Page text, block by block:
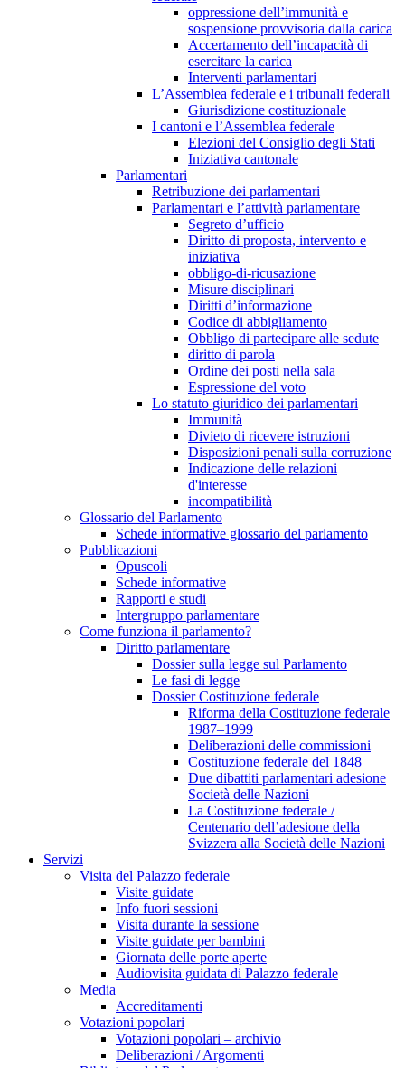
oppressione dell’immunità e
sospensione provvisoria dalla carica
Accertamento dell’incapacità di
esercitare la carica
Interventi parlamentari
L’Assemblea federale e i tribunali federali
Giurisdizione costituzionale
I cantoni e l’Assemblea federale
Elezioni del Consiglio degli Stati
Iniziativa cantonale
Parlamentari
Retribuzione dei parlamentari
Parlamentari e l’attività parlamentare
Segreto d’ufficio
Diritto di proposta, intervento e
iniziativa
obbligo-di-ricusazione
Misure disciplinari
Diritti d’informazione
Codice di abbigliamento
Obbligo di partecipare alle sedute
diritto di parola
Ordine dei posti nella sala
Espressione del voto
Lo statuto giuridico dei parlamentari
Immunità
Divieto di ricevere istruzioni
Disposizioni penali sulla corruzione
Indicazione delle relazioni
d'interesse
incompatibilità
Glossario del Parlamento
Schede informative glossario del parlamento
Pubblicazioni
Opuscoli
Schede informative
Rapporti e studi
Intergruppo parlamentare
Come funziona il parlamento?
Diritto parlamentare
Dossier sulla legge sul Parlamento
Le fasi di legge
Dossier Costituzione federale
Riforma della Costituzione federale
1987–1999
Deliberazioni delle commissioni
Costituzione federale del 1848
Due dibattiti parlamentari adesione
Società delle Nazioni
La Costituzione federale /
Centenario dell’adesione della
Svizzera alla Società delle Nazioni
Servizi
Visita del Palazzo federale
Visite guidate
Info fuori sessioni
Visita durante la sessione
Visite guidate per bambini
Giornata delle porte aperte
Audiovisita guidata di Palazzo federale
Media
Accreditamenti
Votazioni popolari
Votazioni popolari – archivio
Deliberazioni / Argomenti